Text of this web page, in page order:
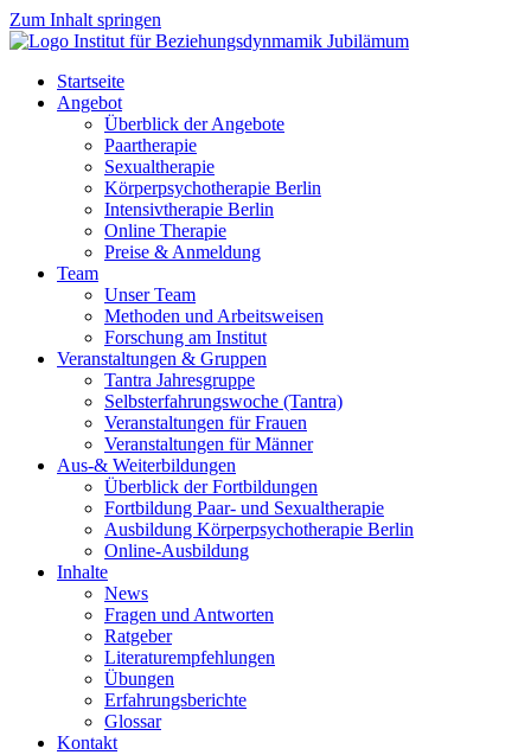
Zum Inhalt springen
Startseite
Angebot
Überblick der Angebote
Paartherapie
Sexualtherapie
Körperpsychotherapie Berlin
Intensivtherapie Berlin
Online Therapie
Preise & Anmeldung
Team
Unser Team
Methoden und Arbeitsweisen
Forschung am Institut
Veranstaltungen & Gruppen
Tantra Jahresgruppe
Selbsterfahrungswoche (Tantra)
Veranstaltungen für Frauen
Veranstaltungen für Männer
Aus-& Weiterbildungen
Überblick der Fortbildungen
Fortbildung Paar- und Sexualtherapie
Ausbildung Körperpsychotherapie Berlin
Online-Ausbildung
Inhalte
News
Fragen und Antworten
Ratgeber
Literaturempfehlungen
Übungen
Erfahrungsberichte
Glossar
Kontakt